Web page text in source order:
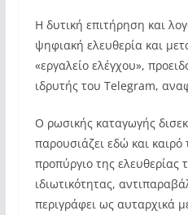
Η δυτική επιτήρηση και
ψηφιακή ελευθερία και
«εργαλείο ελέγχου»,
ιδρυτής του Telegram,
Ο ρωσικής καταγωγής
παρουσιάζει εδώ και
προπύργιο της ελευθερίας
ιδιωτικότητας,
περιγράφει ως αυταρχικά